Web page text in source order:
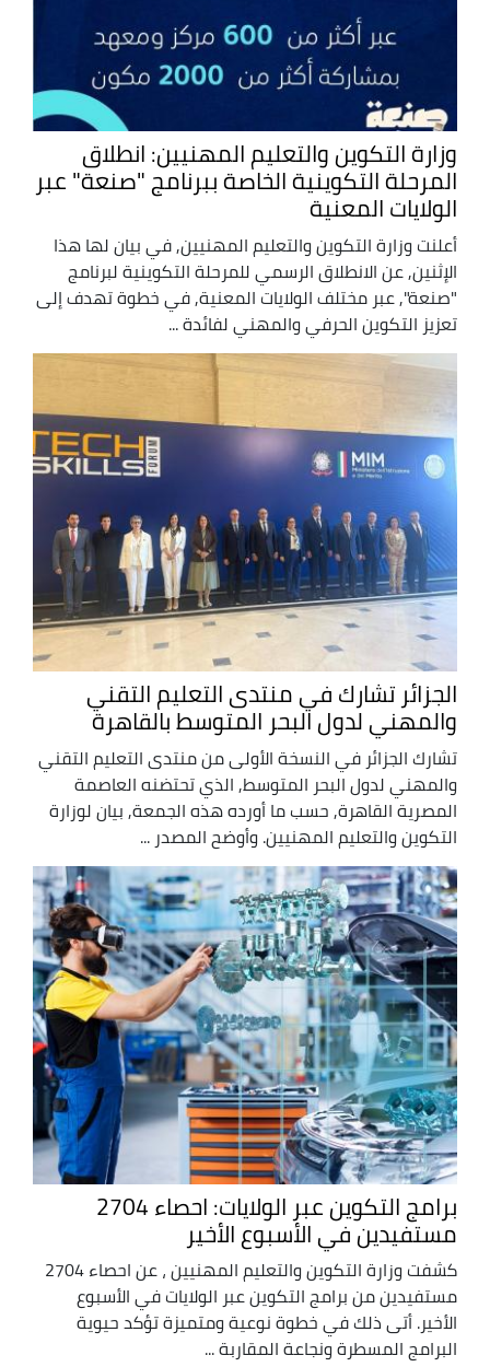
وزارة التكوين والتعليم المهنيين: انطلاق
المرحلة التكوينية الخاصة ببرنامج "صنعة" عبر
الولايات المعنية
أعلنت وزارة التكوين والتعليم المهنيين, في بيان لها هذا
الإثنين, عن الانطلاق الرسمي للمرحلة التكوينية لبرنامج
"صنعة", عبر مختلف الولايات المعنية, في خطوة تهدف إلى
تعزيز التكوين الحرفي والمهني لفائدة ...
الجزائر تشارك في منتدى التعليم التقني
والمهني لدول البحر المتوسط بالقاهرة
تشارك الجزائر في النسخة الأولى من منتدى التعليم التقني
والمهني لدول البحر المتوسط, الذي تحتضنه العاصمة
المصرية القاهرة, حسب ما أورده هذه الجمعة, بيان لوزارة
التكوين والتعليم المهنيين. وأوضح المصدر ...
برامج التكوين عبر الولايات: احصاء 2704
مستفيدين في الأسبوع الأخير
كشفت وزارة التكوين والتعليم المهنيين ، عن احصاء 2704
مستفيدين من برامج التكوين عبر الولايات في الأسبوع
الأخير. أتى ذلك في خطوة نوعية ومتميزة تؤكد حيوية
البرامج المسطرة ونجاعة المقاربة ...